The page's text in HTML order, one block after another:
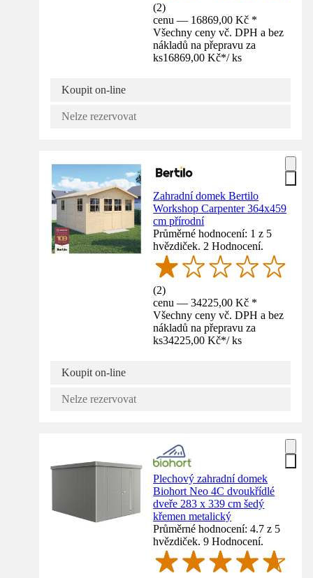
(2)
cenu — 16869,00 Kč *
Všechny ceny vč. DPH a bez
nákladů na přepravu za
ks16869,00 Kč*/ ks
Koupit on-line
Nelze rezervovat
Zahradní domek Bertilo
Workshop Carpenter 364x459
cm přírodní
Průměrné hodnocení: 1 z 5
hvězdiček. 2 Hodnocení.
(2)
cenu — 34225,00 Kč *
Všechny ceny vč. DPH a bez
nákladů na přepravu za
ks34225,00 Kč*/ ks
Koupit on-line
Nelze rezervovat
Plechový zahradní domek
Biohort Neo 4C dvoukřídlé
dveře 283 x 339 cm šedý
křemen metalický
Průměrné hodnocení: 4.7 z 5
hvězdiček. 9 Hodnocení.